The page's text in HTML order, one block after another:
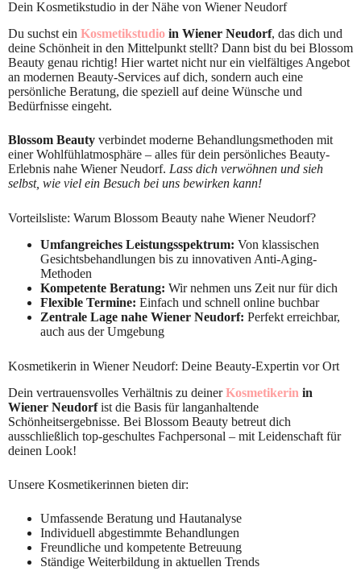
Dein Kosmetikstudio in der Nähe von Wiener Neudorf
Du suchst ein Kosmetikstudio in Wiener Neudorf, das dich und
deine Schönheit in den Mittelpunkt stellt? Dann bist du bei Blossom
Beauty genau richtig! Hier wartet nicht nur ein vielfältiges Angebot
an modernen Beauty-Services auf dich, sondern auch eine
persönliche Beratung, die speziell auf deine Wünsche und
Bedürfnisse eingeht.
Blossom Beauty verbindet moderne Behandlungsmethoden mit
einer Wohlfühlatmosphäre – alles für dein persönliches Beauty-
Erlebnis nahe Wiener Neudorf. Lass dich verwöhnen und sieh
selbst, wie viel ein Besuch bei uns bewirken kann!
Vorteilsliste: Warum Blossom Beauty nahe Wiener Neudorf?
Umfangreiches Leistungsspektrum: Von klassischen
Gesichtsbehandlungen bis zu innovativen Anti-Aging-
Methoden
Kompetente Beratung: Wir nehmen uns Zeit nur für dich
Flexible Termine: Einfach und schnell online buchbar
Zentrale Lage nahe Wiener Neudorf: Perfekt erreichbar,
auch aus der Umgebung
Kosmetikerin in Wiener Neudorf: Deine Beauty-Expertin vor Ort
Dein vertrauensvolles Verhältnis zu deinerKosmetikerin in
Wiener Neudorfist die Basis für langanhaltende
Schönheitsergebnisse. Bei Blossom Beauty betreut dich
ausschließlich top-geschultes Fachpersonal – mit Leidenschaft für
deinen Look!
Unsere Kosmetikerinnen bieten dir:
Umfassende Beratung und Hautanalyse
Individuell abgestimmte Behandlungen
Freundliche und kompetente Betreuung
Ständige Weiterbildung in aktuellen Trends